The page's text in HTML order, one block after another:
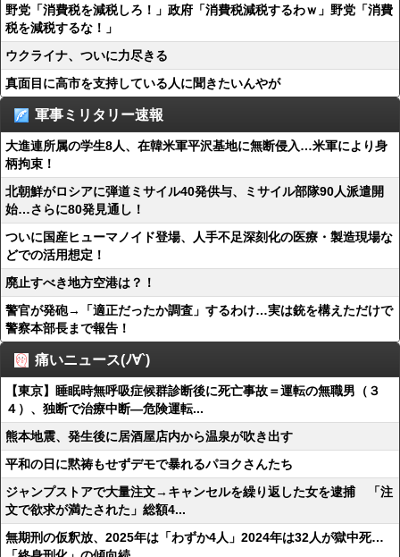
野党「消費税を減税しろ！」政府「消費税減税するわｗ」野党「消費
税を減税するな！」
ウクライナ、ついに力尽きる
真面目に高市を支持している人に聞きたいんやが
軍事ミリタリー速報
大進連所属の学生8人、在韓米軍平沢基地に無断侵入…米軍により身
柄拘束！
北朝鮮がロシアに弾道ミサイル40発供与、ミサイル部隊90人派遣開
始…さらに80発見通し！
ついに国産ヒューマノイド登場、人手不足深刻化の医療・製造現場な
どでの活用想定！
廃止すべき地方空港は？！
警官が発砲→「適正だったか調査」するわけ…実は銃を構えただけで
警察本部長まで報告！
痛いニュース(ﾉ∀`)
【東京】睡眠時無呼吸症候群診断後に死亡事故＝運転の無職男（３
４）、独断で治療中断―危険運転...
熊本地震、発生後に居酒屋店内から温泉が吹き出す
平和の日に黙祷もせずデモで暴れるパヨクさんたち
ジャンプストアで大量注文→キャンセルを繰り返した女を逮捕 「注
文で欲求が満たされた」総額4...
無期刑の仮釈放、2025年は「わずか4人」2024年は32人が獄中死…